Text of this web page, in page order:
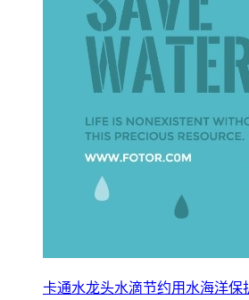
卡通水龙头水滴节约用水海洋保